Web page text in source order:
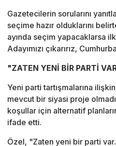
Gazetecilerin sorularını
seçime hazır olduklarını
ayında seçim yapacaklarsa
Adayımızı çıkarırız,
"ZATEN YENİ BİR PARTİ
Yeni parti tartışmalarına
mevcut bir siyasi proje
koşullar için alternatif
ifade etti.
Özel, "Zaten yeni bir parti